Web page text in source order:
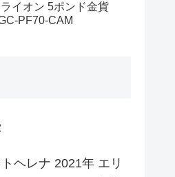
イオン 5ポンド金貨
PF70-CAM
ヘレナ 2021年 エリ